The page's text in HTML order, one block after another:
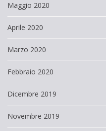
Maggio 2020
Aprile 2020
Marzo 2020
Febbraio 2020
Dicembre 2019
Novembre 2019